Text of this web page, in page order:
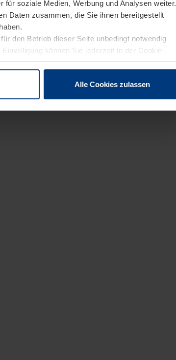
soziale Medien, Werbung und Analysen weiter.
Daten zusammen, die Sie ihnen bereitgestellt
den Betrieb dieser Seite unbedingt notwendig
können Sie jederzeit in der Cookie-
oder widerrufen.
Alle Cookies zulassen